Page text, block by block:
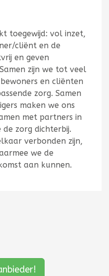
toegewijd: vol inzet,
cliënt en de
en geven
zijn we tot veel
en cliënten
zorg. Samen
maken we ons
met partners in
de zorg dichterbij.
verbonden zijn,
we de
aan kunnen.